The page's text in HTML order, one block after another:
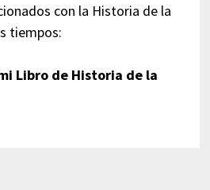
con la Historia de la
tiempos:
Libro de Historia de la